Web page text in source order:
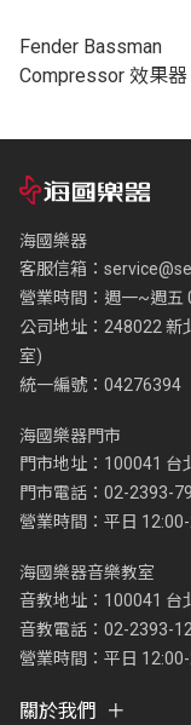
Fender Bassman
Compressor 效果器
海國樂器
客服信箱：
營業時間：週一~週五
公司地址：248022 新
室)
統一編號：04276394
海國樂器門市
門市地址：100041 台
門市電話：02-2393-
營業時間：平日
海國樂器音樂教室
音教地址：100041 台
音教電話：02-2393-
營業時間：平日
關於我們